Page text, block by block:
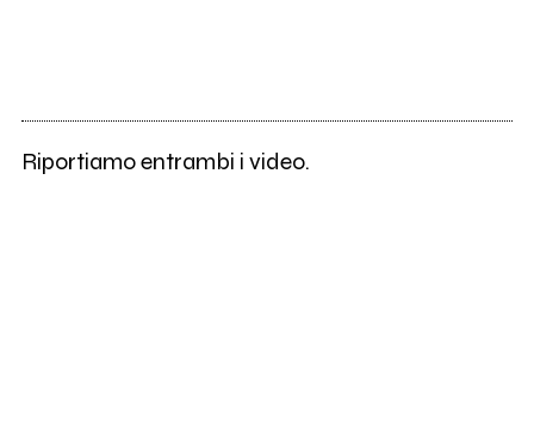
Riportiamo entrambi i video.